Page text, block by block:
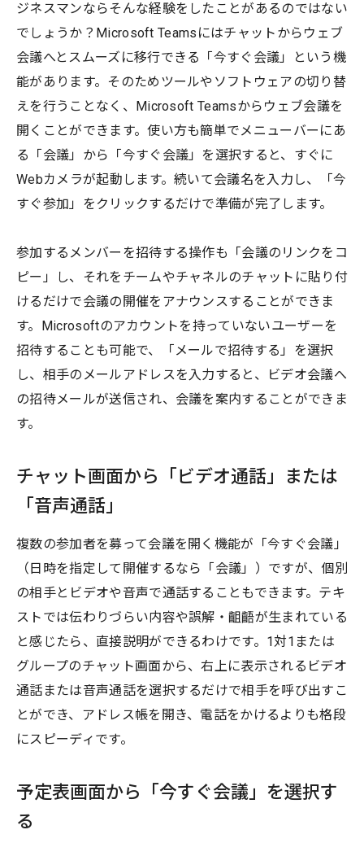
ジネスマンならそんな経験をしたことがあるのではない
でしょうか？Microsoft Teamsにはチャットからウェブ
会議へとスムーズに移行できる「今すぐ会議」という機
能があります。そのためツールやソフトウェアの切り替
えを行うことなく、Microsoft Teamsからウェブ会議を
開くことができます。使い方も簡単でメニューバーにあ
る「会議」から「今すぐ会議」を選択すると、すぐに
Webカメラが起動します。続いて会議名を入力し、「今
すぐ参加」をクリックするだけで準備が完了します。
参加するメンバーを招待する操作も「会議のリンクをコ
ピー」し、それをチームやチャネルのチャットに貼り付
けるだけで会議の開催をアナウンスすることができま
す。Microsoftのアカウントを持っていないユーザーを
招待することも可能で、「メールで招待する」を選択
し、相手のメールアドレスを入力すると、ビデオ会議へ
の招待メールが送信され、会議を案内することができま
す。
チャット画面から「ビデオ通話」または
「音声通話」
複数の参加者を募って会議を開く機能が「今すぐ会議」
（日時を指定して開催するなら「会議」）ですが、個別
の相手とビデオや音声で通話することもできます。テキ
ストでは伝わりづらい内容や誤解・齟齬が生まれている
と感じたら、直接説明ができるわけです。1対1または
グループのチャット画面から、右上に表示されるビデオ
通話または音声通話を選択するだけで相手を呼び出すこ
とができ、アドレス帳を開き、電話をかけるよりも格段
にスピーディです。
予定表画面から「今すぐ会議」を選択す
る